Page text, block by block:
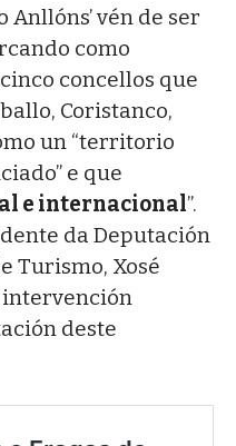
Anllóns’ vén de ser
como
concellos que
Coristanco,
un “territorio
e que
e internacional”.
da Deputación
Turismo, Xosé
intervención
deste